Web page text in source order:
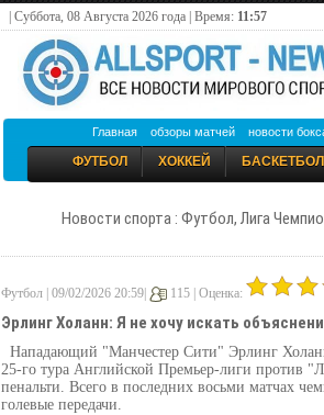
| Суббота, 08 Августа 2026 года | Время: 11:57
Главная обзоры матчей новости
ФУТБОЛ ХОККЕЙ БАСКЕТБОЛ
Новости спорта : Футбол, Лига
Футбол | 09/02/2026 20:59| 115 | Оценка:
Эрлинг Холанн: Я не хочу искать
Нападающий "Манчестер Сити" Эрлинг
25-го тура Английской Премьер-лиги против
пенальти. Всего в последних восьми матчах
голевые передачи.